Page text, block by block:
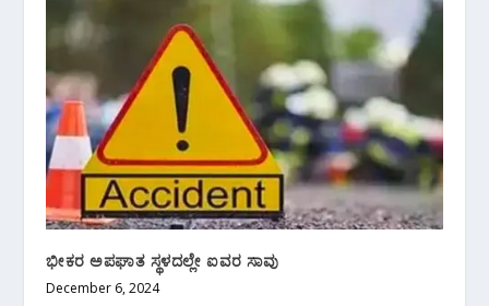
ಭೀಕರ ಅಪಘಾತ ಸ್ಥಳದಲ್ಲೇ ಐವರ ಸಾವು
December 6, 2024